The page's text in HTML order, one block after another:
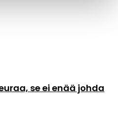
se ei enää johda